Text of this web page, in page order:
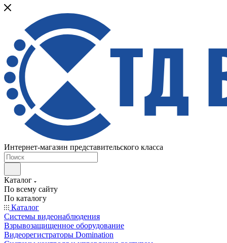
Интернет-магазин представительского класса
Каталог
По всему сайту
По каталогу
Каталог
Системы видеонаблюдения
Взрывозащищенное оборудование
Видеорегистраторы Domination